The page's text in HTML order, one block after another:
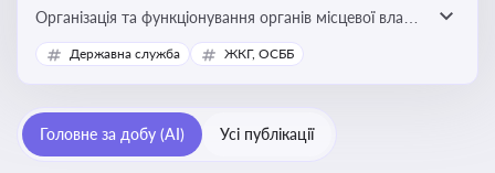
Організація та функціонування органів місцевої влади,
які приймають рішення та здійснюють управлінські
функції на рівні місцевих громад (міст, сіл, селищ)
Державна служба ЖКГ, ОСББ
Головне за добу (AI) Усі публікації